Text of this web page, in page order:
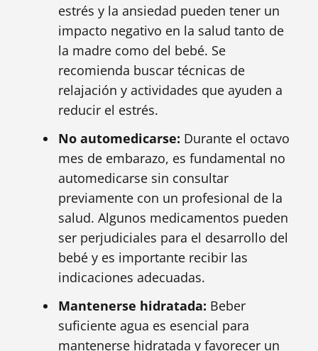
estrés y la ansiedad pueden tener un
impacto negativo en la salud tanto de
la madre como del bebé. Se
recomienda buscar técnicas de
relajación y actividades que ayuden a
reducir el estrés.
No automedicarse: Durante el octavo
mes de embarazo, es fundamental no
automedicarse sin consultar
previamente con un profesional de la
salud. Algunos medicamentos pueden
ser perjudiciales para el desarrollo del
bebé y es importante recibir las
indicaciones adecuadas.
Mantenerse hidratada: Beber
suficiente agua es esencial para
mantenerse hidratada y favorecer un